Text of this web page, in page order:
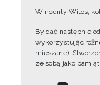
Wincenty Witos,
By dać następnie
wykorzystując
mieszane).
ze sobą jako